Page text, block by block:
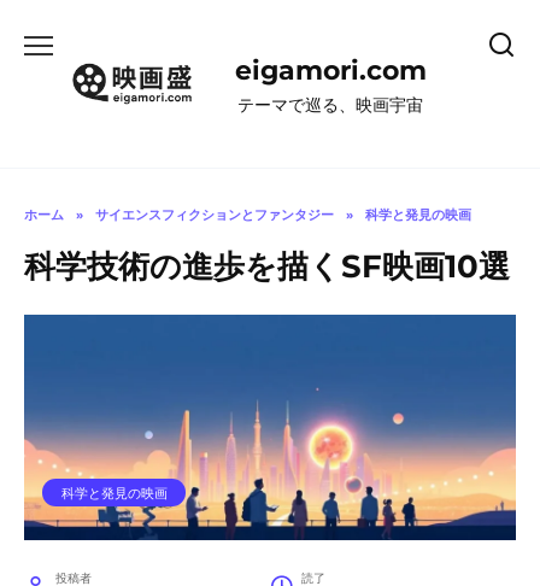
eigamori.com
テーマで巡る、映画宇宙
ホーム » サイエンスフィクションとファンタジー » 科学と発見の映画
科学技術の進歩を描くSF映画10選
科学と発見の映画
投稿者 読了